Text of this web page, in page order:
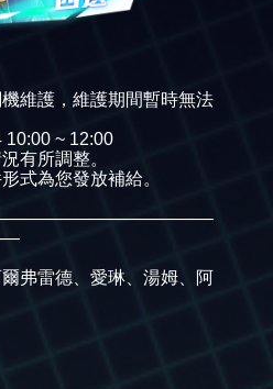
維護，維護期間暫時無法
10:00 ~ 12:00
有所調整。
式為您發放補給。
弗雷德、愛琳、湯姆、阿